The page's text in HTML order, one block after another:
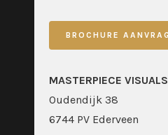
MASTERPIECE VISUALS
Oudendijk 38
6744 PV Ederveen